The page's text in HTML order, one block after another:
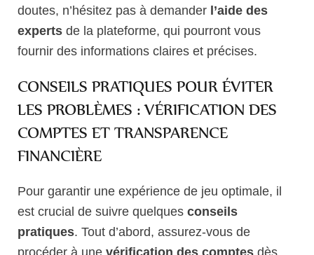
doutes, n’hésitez pas à demander l’aide des
experts de la plateforme, qui pourront vous
fournir des informations claires et précises.
CONSEILS PRATIQUES POUR ÉVITER
LES PROBLÈMES : VÉRIFICATION DES
COMPTES ET TRANSPARENCE
FINANCIÈRE
Pour garantir une expérience de jeu optimale, il
est crucial de suivre quelques conseils
pratiques. Tout d’abord, assurez-vous de
procéder à une vérification des comptes dès